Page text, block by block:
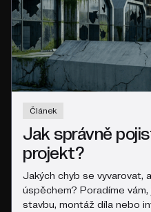
Článek
Jak správně
projekt?
Jakých chyb se vyvarovat,
úspěchem? Poradíme
stavbu, montáž díla nebo